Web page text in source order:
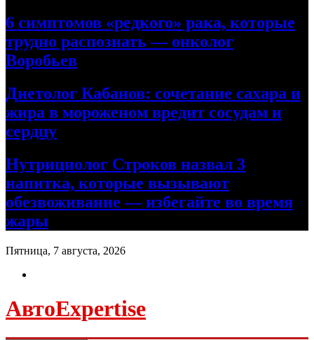
6 симптомов «редкого» рака, которые
трудно распознать — онколог
Воробьев
Диетолог Кабанов: сочетание сахара и
жира в мороженом вредит сосудам и
сердцу
Нутрициолог Строков назвал 3
напитка, которые вызывают
обезвоживание — избегайте во время
жары
Пятница, 7 августа, 2026
АвтоExpertise